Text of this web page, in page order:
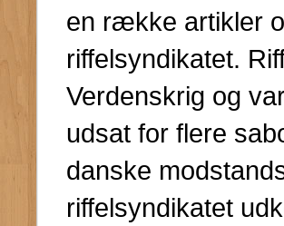
en række artikler
riffelsyndikatet.
Verdenskrig og
udsat for flere
danske
riffelsyndikatet